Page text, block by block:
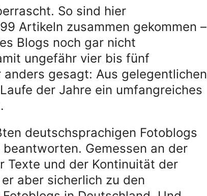
So sind hier
Artikeln zusammen gekommen –
Blogs noch gar nicht
ungefähr vier bis fünf
gesagt: Aus gelegentlichen
der Jahre ein umfangreiches
deutschsprachigen Fotoblogs
Gemessen an der
Texte und der Kontinuität der
aber sicherlich zu den